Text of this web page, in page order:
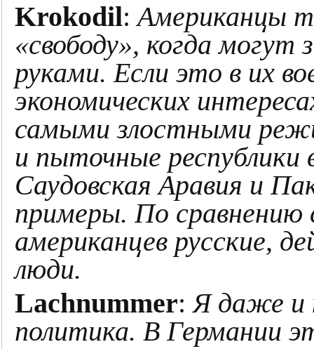
Krokodil:Американцы
«свободу», когда
руками. Если это в их
экономических
самыми злостными
и пыточные
Саудовская Аравия и
примеры. По сравнению
американцев русские,
люди.
Lachnummer:Я даже и
политика. В Германии